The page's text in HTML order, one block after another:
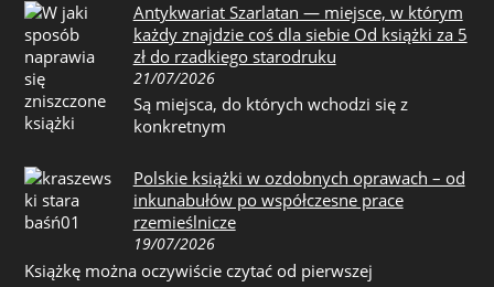
Antykwariat Szarlatan — miejsce, w którym
każdy znajdzie coś dla siebie Od książki za 5
zł do rzadkiego starodruku
21/07/2026
Są miejsca, do których wchodzi się z
konkretnym
Polskie książki w ozdobnych oprawach – od
inkunabułów po współczesne prace
rzemieślnicze
19/07/2026
Książkę można oczywiście czytać od pierwszej